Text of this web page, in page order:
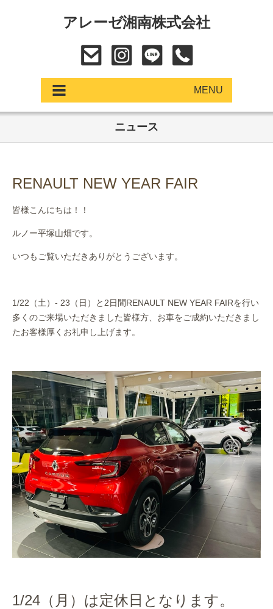
アレーゼ湘南株式会社
MENU
中古車
ニュース
RENAULT NEW YEAR FAIR
皆様こんにちは！！
ルノー平塚山畑です。
いつもご覧いただきありがとうございます。
1/22（土）- 23（日）と2日間RENAULT NEW YEAR FAIRを行い
多くのご来場いただきました皆様方、お車をご成約いただきまし
たお客様厚くお礼申し上げます。
1/24（月）は定休日となります。